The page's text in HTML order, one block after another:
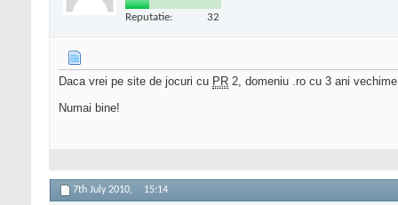
Reputatie: 32
Daca vrei pe site de jocuri cu PR 2, domeniu .ro cu 3 ani
Numai bine!
7th July 2010, 15:14